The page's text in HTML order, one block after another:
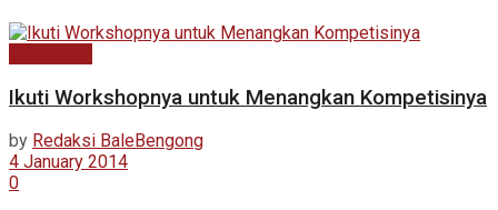
Ikuti Workshopnya untuk Menangkan Kompetisinya
by Redaksi BaleBengong
4 January 2014
0